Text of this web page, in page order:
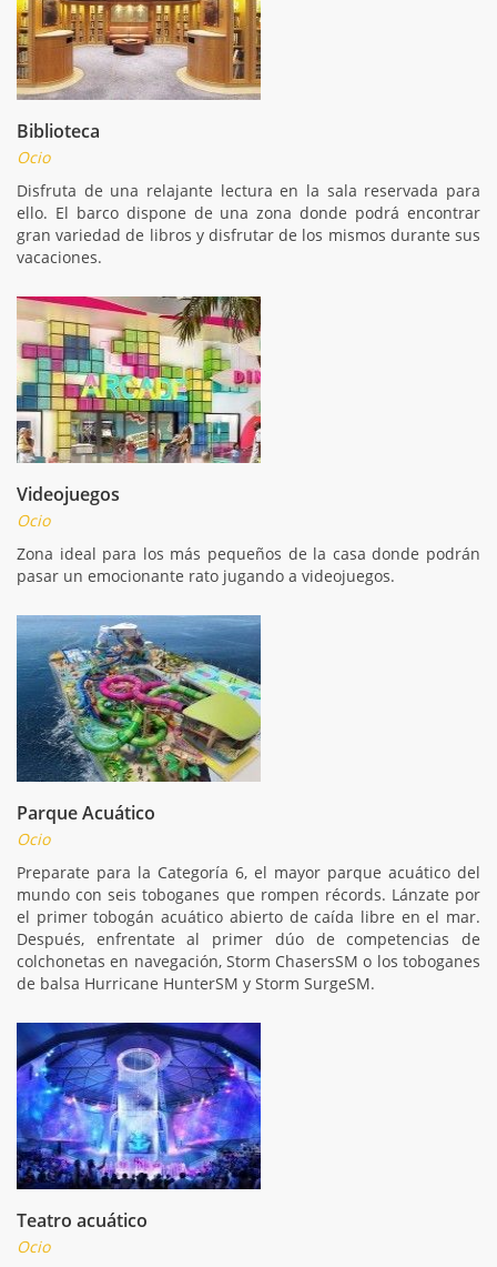
Biblioteca
Ocio
Disfruta de una relajante lectura en la sala reservada para
ello. El barco dispone de una zona donde podrá encontrar
gran variedad de libros y disfrutar de los mismos durante sus
vacaciones.
Videojuegos
Ocio
Zona ideal para los más pequeños de la casa donde podrán
pasar un emocionante rato jugando a videojuegos.
Parque Acuático
Ocio
Preparate para la Categoría 6, el mayor parque acuático del
mundo con seis toboganes que rompen récords. Lánzate por
el primer tobogán acuático abierto de caída libre en el mar.
Después, enfrentate al primer dúo de competencias de
colchonetas en navegación, Storm ChasersSM o los toboganes
de balsa Hurricane HunterSM y Storm SurgeSM.
Teatro acuático
Ocio